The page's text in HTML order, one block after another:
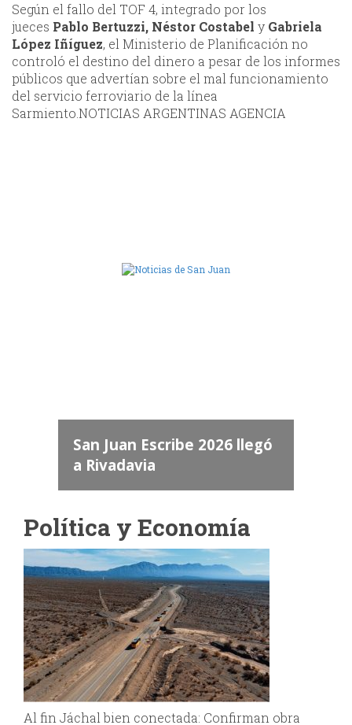
Según el fallo del TOF 4, integrado por los
jueces Pablo Bertuzzi, Néstor Costabel y Gabriela
López Iñíguez, el Ministerio de Planificación no
controló el destino del dinero a pesar de los informes
públicos que advertían sobre el mal funcionamiento
del servicio ferroviario de la línea
Sarmiento.NOTICIAS ARGENTINAS AGENCIA
San Juan Escribe 2026 llegó
a Rivadavia
Política y Economía
Al fin Jáchal bien conectada: Confirman obra